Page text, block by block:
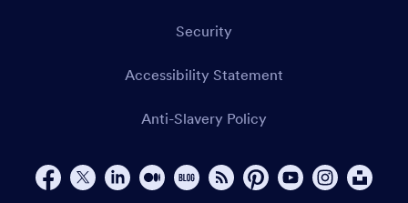
Security
Accessibility Statement
Anti-Slavery Policy